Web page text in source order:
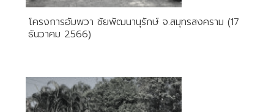
โครงการอัมพวา ชัยพัฒนานุรักษ์ จ.สมุทรสงคราม (17
ธันวาคม 2566)